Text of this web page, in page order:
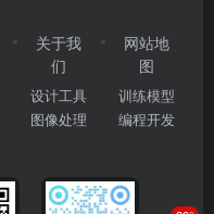
关于我
们
设计工具
图像处理
网站地
图
训练模型
编程开发